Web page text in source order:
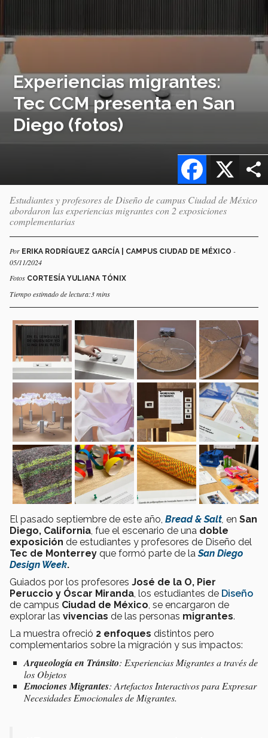
Experiencias migrantes:
Tec CCM presenta en San
Diego (fotos)
X
Facebook
Estudiantes y profesores de Diseño de campus Ciudad de México
abordaron las experiencias migrantes con 2 exposiciones
complementarias
Por ERIKA RODRÍGUEZ GARCÍA | CAMPUS CIUDAD DE MÉXICO -
05/11/2024
Fotos CORTESÍA YULIANA TÓNIX
Tiempo estimado de lectura:3 mins
El pasado septiembre de este año, Bread & Salt en San
Diego, California , fue el escenario de una doble
exposición de estudiantes y profesores de Diseño del
Tec de Monterrey que formó parte de laSan Diego
Design Week.
Guiados por los profesores José de la O, Pier
Peruccio y Óscar Miranda , los estudiantes de Diseño
de campus Ciudad de México , se encargaron de
explorar las vivencias de las personas migrantes.
La muestra ofreció 2 enfoques distintos pero
complementarios sobre la migración y sus impactos:
Arqueología en Tránsito: Experiencias Migrantes a través de
los Objetos
Emociones Migrantes: Artefactos Interactivos para Expresar
Necesidades Emocionales de Migrantes.